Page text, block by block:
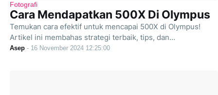
Fotografi
Cara Mendapatkan 500X Di Olympus
Temukan cara efektif untuk mencapai 500X di Olympus!
Artikel ini membahas strategi terbaik, tips, dan…
Asep - 16 November 2024 12:25:00